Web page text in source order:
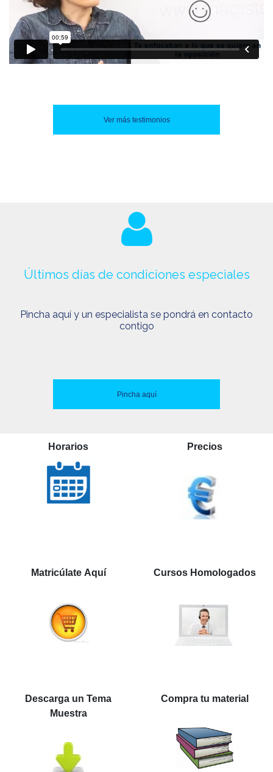
Ver más testimonios
Últimos días de condiciones especiales
Pincha aquí y un especialista se pondrá en contacto
contigo
Pincha aquí
Horarios Precios
Matricúlate Aquí Cursos Homologados
Descarga un Tema
Muestra
Compra tu material